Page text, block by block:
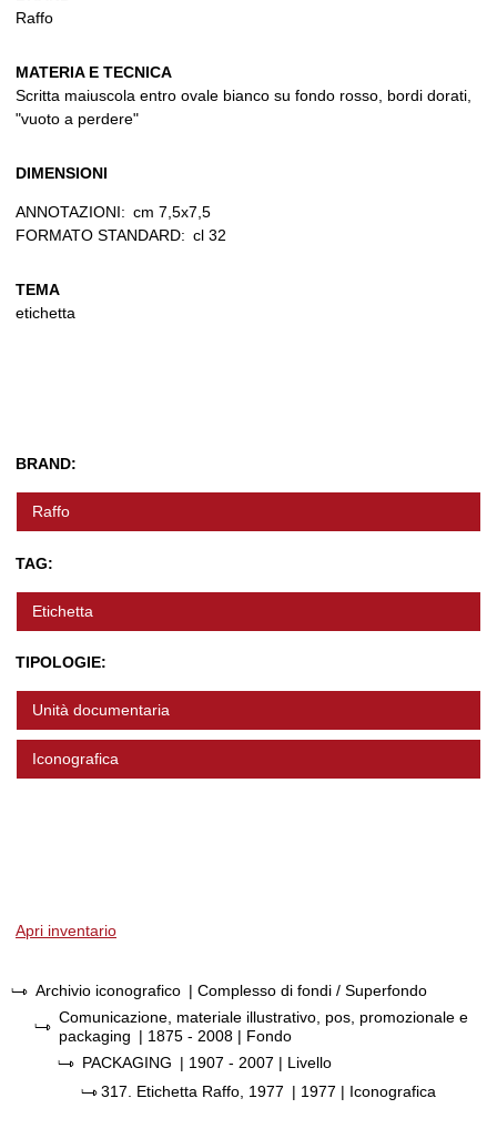
Raffo
MATERIA E TECNICA
Scritta maiuscola entro ovale bianco su fondo rosso, bordi dorati,
"vuoto a perdere"
DIMENSIONI
ANNOTAZIONI: cm 7,5x7,5
FORMATO STANDARD: cl 32
TEMA
etichetta
BRAND:
Raffo
TAG:
Etichetta
TIPOLOGIE:
Unità documentaria
Iconografica
Apri inventario
Archivio iconografico | Complesso di fondi / Superfondo
Comunicazione, materiale illustrativo, pos, promozionale e
packaging | 1875 - 2008 | Fondo
PACKAGING | 1907 - 2007 | Livello
317.
Etichetta Raffo, 1977 | 1977 | Iconografica